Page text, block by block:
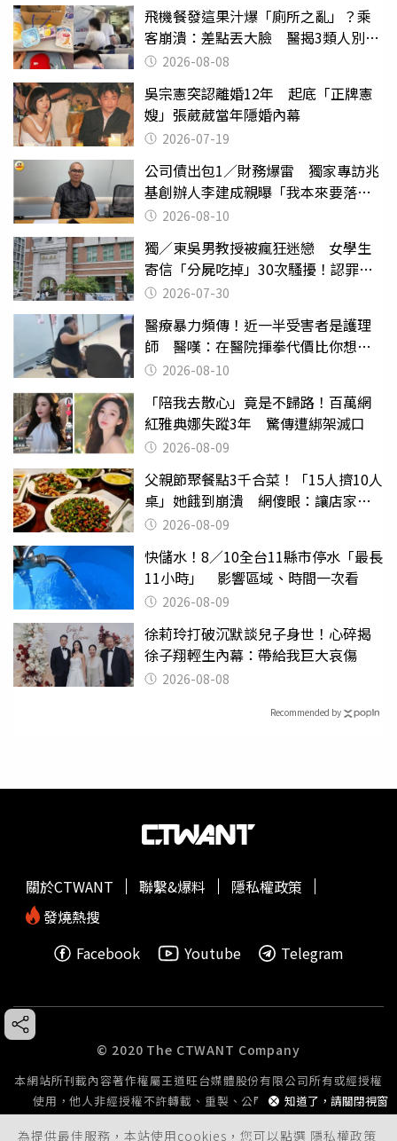
飛機餐發這果汁爆「廁所之亂」？乘
客崩潰：差點丟大臉 醫揭3類人別亂
喝 2026-08-08
吳宗憲突認離婚12年 起底「正牌憲
嫂」張葳葳當年隱婚內幕
2026-07-19
公司債出包1／財務爆雷 獨家專訪兆
基創辦人李建成親曝「我本來要落
跑」2026-08-10
獨／東吳男教授被瘋狂迷戀 女學生
寄信「分屍吃掉」30次騷擾！認罪免
關 2026-07-30
醫療暴力頻傳！近一半受害者是護理
師 醫嘆：在醫院揮拳代價比你想像
的還要大
2026-08-10
「陪我去散心」竟是不歸路！百萬網
紅雅典娜失蹤3年 驚傳遭綁架滅口
2026-08-09
父親節聚餐點3千合菜！「15人擠10人
桌」她餓到崩潰 網傻眼：讓店家看
笑話2026-08-09
快儲水！8／10全台11縣市停水「最長
11小時」 影響區域、時間一次看
2026-08-09
徐莉玲打破沉默談兒子身世！心碎揭
徐子翔輕生內幕：帶給我巨大哀傷
2026-08-08
Recommended by
為提供最佳服務，本站使用cookies，您可以點選 隱私權政策
知道了，請關閉視窗
關於CTWANT 聯繫&爆料
隱私權政策
發燒熱搜
Facebook
Youtube Telegram
© 2020 The CTWANT Company
本網站所刊載內容著作權屬王道旺台媒體股份有限公司所有或經授權
使用，他人非經授權不許轉載、重製、公開播送或公開傳輸。